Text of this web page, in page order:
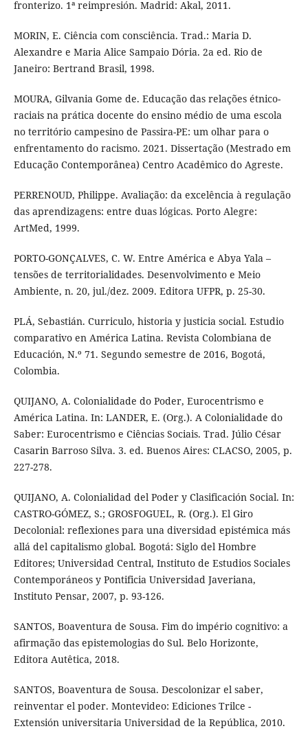
fronterizo. 1ª reimpresión. Madrid: Akal, 2011.
MORIN, E. Ciência com consciência. Trad.: Maria D.
Alexandre e Maria Alice Sampaio Dória. 2a ed. Rio de
Janeiro: Bertrand Brasil, 1998.
MOURA, Gilvania Gome de. Educação das relações étnico-
raciais na prática docente do ensino médio de uma escola
no território campesino de Passira-PE: um olhar para o
enfrentamento do racismo. 2021. Dissertação (Mestrado em
Educação Contemporânea) Centro Acadêmico do Agreste.
PERRENOUD, Philippe. Avaliação: da excelência à regulação
das aprendizagens: entre duas lógicas. Porto Alegre:
ArtMed, 1999.
PORTO-GONÇALVES, C. W. Entre América e Abya Yala –
tensões de territorialidades. Desenvolvimento e Meio
Ambiente, n. 20, jul./dez. 2009. Editora UFPR, p. 25-30.
PLÁ, Sebastián. Curriculo, historia y justicia social. Estudio
comparativo en América Latina. Revista Colombiana de
Educación, N.º 71. Segundo semestre de 2016, Bogotá,
Colombia.
QUIJANO, A. Colonialidade do Poder, Eurocentrismo e
América Latina. In: LANDER, E. (Org.). A Colonialidade do
Saber: Eurocentrismo e Ciências Sociais. Trad. Júlio César
Casarin Barroso Silva. 3. ed. Buenos Aires: CLACSO, 2005, p.
227-278.
QUIJANO, A. Colonialidad del Poder y Clasificación Social. In:
CASTRO-GÓMEZ, S.; GROSFOGUEL, R. (Org.). El Giro
Decolonial: reflexiones para una diversidad epistémica más
allá del capitalismo global. Bogotá: Siglo del Hombre
Editores; Universidad Central, Instituto de Estudios Sociales
Contemporáneos y Pontificia Universidad Javeriana,
Instituto Pensar, 2007, p. 93-126.
SANTOS, Boaventura de Sousa. Fim do império cognitivo: a
afirmação das epistemologias do Sul. Belo Horizonte,
Editora Autêtica, 2018.
SANTOS, Boaventura de Sousa. Descolonizar el saber,
reinventar el poder. Montevideo: Ediciones Trilce -
Extensión universitaria Universidad de la República, 2010.